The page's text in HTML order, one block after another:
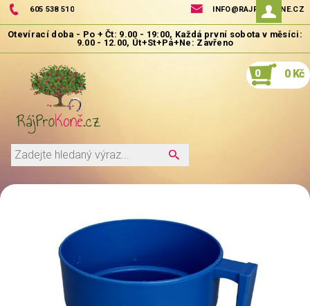
605 538 510 INFO@RAJPROKONE.CZ
0 0 Kč